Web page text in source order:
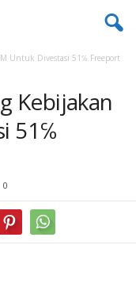
Untuk Divestasi 51℅ Freeport
Kebijakan
51℅
0